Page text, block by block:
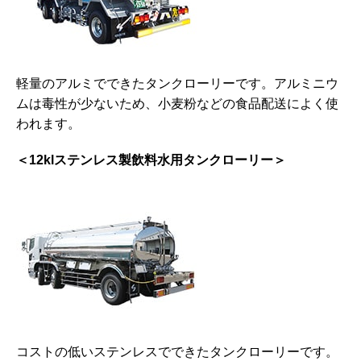
軽量のアルミでできたタンクローリーです。アルミニウ
ムは毒性が少ないため、小麦粉などの食品配送によく使
われます。
＜12klステンレス製飲料水用タンクローリー＞
コストの低いステンレスでできたタンクローリーです。